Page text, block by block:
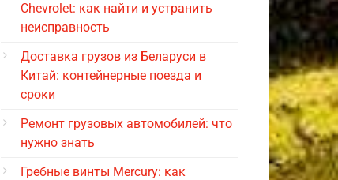
Chevrolet: как найти и устранить
неисправность
Доставка грузов из Беларуси в
Китай: контейнерные поезда и
сроки
Ремонт грузовых автомобилей: что
нужно знать
Гребные винты Mercury: как